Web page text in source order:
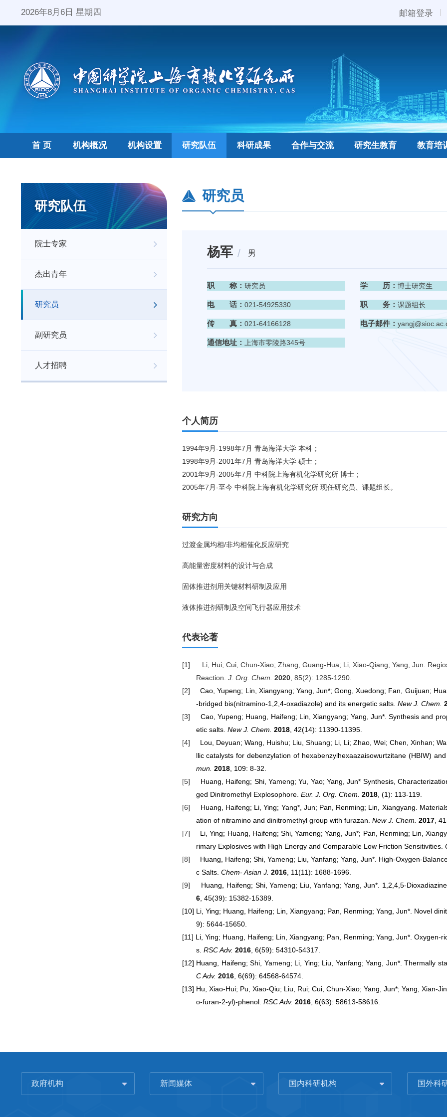
2026年8月6日 星期四 邮箱登录
首 页 机构概况 机构设置 研究队伍 科研成果 合作与交流 研究生教育 教育培
研究队伍
院士专家
杰出青年
研究员
副研究员
人才招聘
研究员
杨军 男
职 称： 研究员 学 历： 博士研究生
电 话： 021-54925330 职 务： 课题组长
传 真： 021-64166128 电子邮件：
通信地址： 上海市零陵路345号
个人简历
1994年9月-1998年7月 青岛海洋大学 本科；
1998年9月-2001年7月 青岛海洋大学 硕士；
2001年9月-2005年7月 中科院上海有机化学研究所 博士；
2005年7月-至今 中科院上海有机化学研究所 现任研究员、课题组长。
研究方向
过渡金属均相/非均相催化反应研究
高能量密度材料的设计与合成
固体推进剂用关键材料研制及应用
液体推进剂研制及空间飞行器应用技术
代表论著
[1]
Li, Hui; Cui, Chun-Xiao; Zhang, Guang-Hua; Li, Xiao-Qiang; Yang, Jun.
Reaction. J. Org. Chem. 2020, 85(2): 1285-1290.
[2]
Cao, Yupeng; Lin, Xiangyang; Yang, Jun*; Gong, Xuedong; Fan, Guijuan;
-bridged bis(nitramino-1,2,4-oxadiazole) and its energetic salts. New J. Chem.
[3]
Cao, Yupeng; Huang, Haifeng; Lin, Xiangyang; Yang, Jun*. Synthesis and
etic salts. New J. Chem. 2018, 42(14): 11390-11395.
[4]
Lou, Deyuan; Wang, Huishu; Liu, Shuang; Li, Li; Zhao, Wei; Chen, Xinhan;
llic catalysts for debenzylation of hexabenzylhexaazaisowurtzitane (HBIW)
mun. 2018, 109: 8-32.
[5]
Huang, Haifeng; Shi, Yameng; Yu, Yao; Yang, Jun* Synthesis,
ged Dinitromethyl Explosophore. Eur. J. Org. Chem. 2018, (1): 113-119.
[6]
Huang, Haifeng; Li, Ying; Yang*, Jun; Pan, Renming; Lin, Xiangyang.
ation of nitramino and dinitromethyl group with furazan. New J. Chem. 2017,
[7]
Li, Ying; Huang, Haifeng; Shi, Yameng; Yang, Jun*; Pan, Renming; Lin,
rimary Explosives with High Energy and Comparable Low Friction Sensitivities.
[8]
Huang, Haifeng; Shi, Yameng; Liu, Yanfang; Yang, Jun*. High-Oxygen-
c Salts. Chem- Asian J. 2016, 11(11): 1688-1696.
[9]
Huang, Haifeng; Shi, Yameng; Liu, Yanfang; Yang, Jun*. 1,2,4,5-
6, 45(39): 15382-15389.
[10] Li, Ying; Huang, Haifeng; Lin, Xiangyang; Pan, Renming; Yang, Jun*. Novel
9): 5644-15650.
[11] Li, Ying; Huang, Haifeng; Lin, Xiangyang; Pan, Renming; Yang, Jun*.
s. RSC Adv. 2016, 6(59): 54310-54317.
[12] Huang, Haifeng; Shi, Yameng; Li, Ying; Liu, Yanfang; Yang, Jun*. Thermally
C Adv. 2016, 6(69): 64568-64574.
[13] Hu, Xiao-Hui; Pu, Xiao-Qiu; Liu, Rui; Cui, Chun-Xiao; Yang, Jun*; Yang, Xian-
o-furan-2-yl)-phenol. RSC Adv. 2016, 6(63): 58613-58616.
政府机构 新闻媒体 国内科研机构 国外科